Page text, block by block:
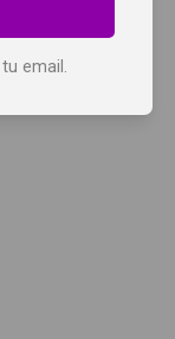
email.